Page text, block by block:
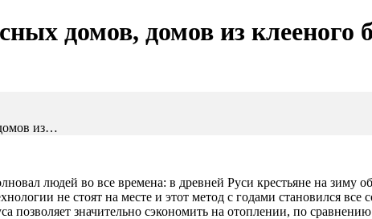
домов, домов из клееного
из…
людей во все времена: в древней Руси крестьяне на зиму
не стоят на месте и этот метод с годами становился все
позволяет значительно сэкономить на отоплении, по